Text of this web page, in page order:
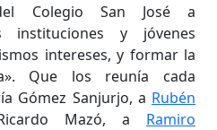
Colegio San José a
instituciones y jóvenes
intereses, y formar la
Que los reunía cada
Gómez Sanjurjo, a Rubén
Mazó, a Ramiro